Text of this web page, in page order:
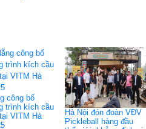
công bố
trình kích cầu
VITM Hà
Hà Nội đón đoàn VĐV
Pickleball hàng đầu